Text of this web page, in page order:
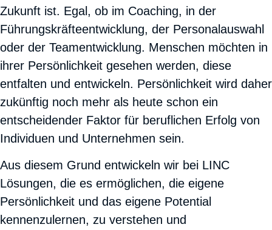
Zukunft ist. Egal, ob im Coaching, in der
Führungskräfteentwicklung, der Personalauswahl
oder der Teamentwicklung. Menschen möchten in
ihrer Persönlichkeit gesehen werden, diese
entfalten und entwickeln. Persönlichkeit wird daher
zukünftig noch mehr als heute schon ein
entscheidender Faktor für beruflichen Erfolg von
Individuen und Unternehmen sein.
Aus diesem Grund entwickeln wir bei LINC
Lösungen, die es ermöglichen, die eigene
Persönlichkeit und das eigene Potential
kennenzulernen, zu verstehen und